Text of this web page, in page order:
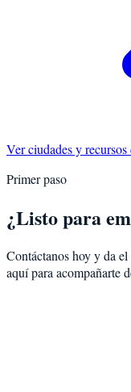
Ver ciudades y recursos
Primer paso
¿Listo para
Contáctanos hoy y da
aquí para acompañarte